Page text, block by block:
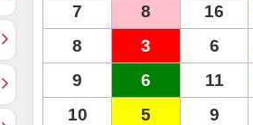
7
8 16
8
3 6
9
6 11
10
5 9